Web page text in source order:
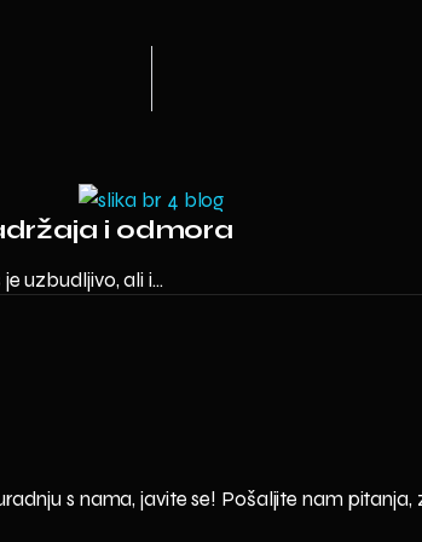
i odmora
uzbudljivo, ali i...
s nama, javite se! Pošaljite nam